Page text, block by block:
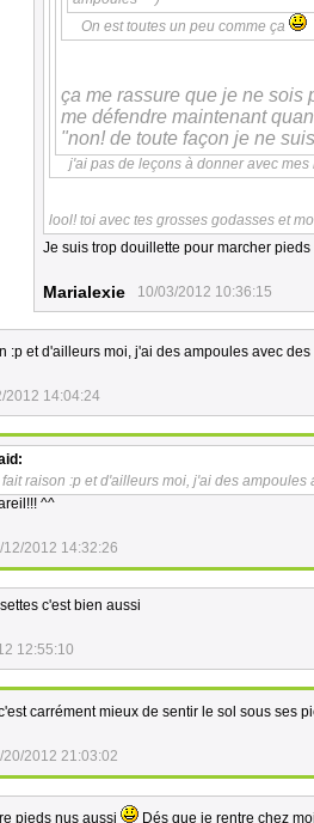
On est toutes un peu comme ça
ça me rassure que je ne
me défendre maintenant
"non! de toute façon je ne
j'ai pas de leçons à donner avec
lool! toi avec tes grosses godasses et
Je suis trop douillette pour marcher
Marialexie 10/03/2012 10:36:15
:p et d'ailleurs moi, j'ai des ampoules avec
2012 14:04:24
raison :p et d'ailleurs moi, j'ai des
^^
12/2012 14:32:26
c'est bien aussi
12:55:10
carrément mieux de sentir le sol sous ses
20/2012 21:03:02
pieds nus aussi Dés que je rentre chez